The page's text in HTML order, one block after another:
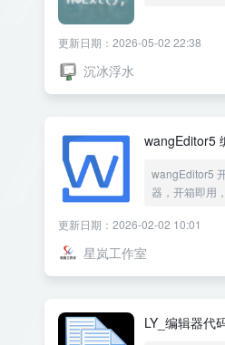
更新日期：2026-05-02 22:38
沉冰浮水
wangEditor5
wangEditor5
器，开箱即用
工具栏显示AI助
更新日期：2026-02-02 10:01
星岚工作室
LY_编辑器代